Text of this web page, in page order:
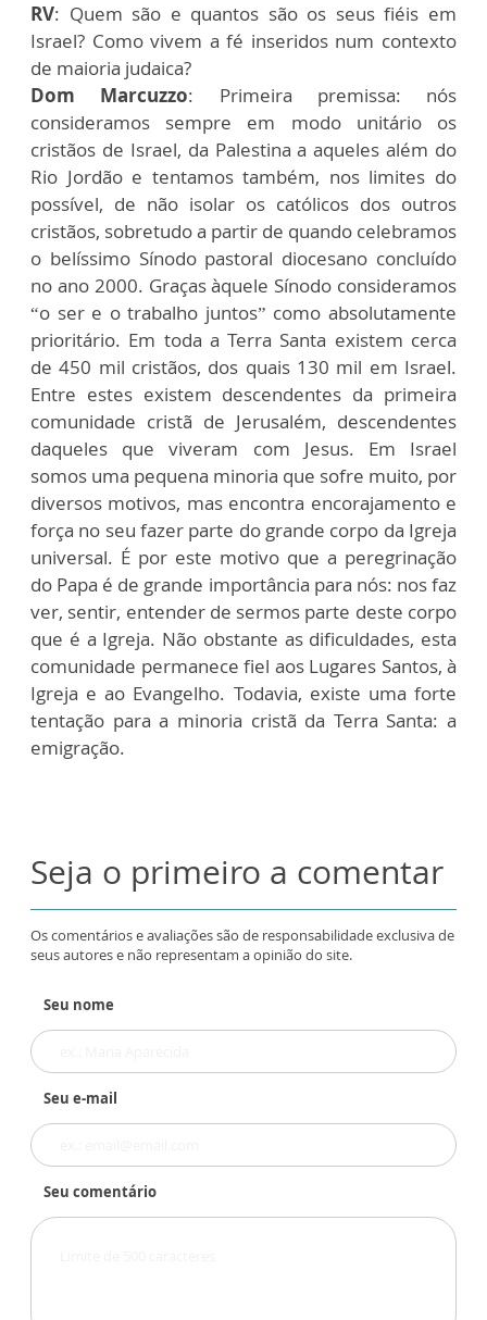
RV: Quem são e quantos são os seus fiéis em
Israel? Como vivem a fé inseridos num contexto
de maioria judaica?
Dom Marcuzzo: Primeira premissa: nós
consideramos sempre em modo unitário os
cristãos de Israel, da Palestina a aqueles além do
Rio Jordão e tentamos também, nos limites do
possível, de não isolar os católicos dos outros
cristãos, sobretudo a partir de quando celebramos
o belíssimo Sínodo pastoral diocesano concluído
no ano 2000. Graças àquele Sínodo consideramos
“o ser e o trabalho juntos” como absolutamente
prioritário. Em toda a Terra Santa existem cerca
de 450 mil cristãos, dos quais 130 mil em Israel.
Entre estes existem descendentes da primeira
comunidade cristã de Jerusalém, descendentes
daqueles que viveram com Jesus. Em Israel
somos uma pequena minoria que sofre muito, por
diversos motivos, mas encontra encorajamento e
força no seu fazer parte do grande corpo da Igreja
universal. É por este motivo que a peregrinação
do Papa é de grande importância para nós: nos faz
ver, sentir, entender de sermos parte deste corpo
que é a Igreja. Não obstante as dificuldades, esta
comunidade permanece fiel aos Lugares Santos, à
Igreja e ao Evangelho. Todavia, existe uma forte
tentação para a minoria cristã da Terra Santa: a
emigração.
Seja o primeiro a comentar
Os comentários e avaliações são de responsabilidade exclusiva de
seus autores e não representam a opinião do site.
Seu nome
Seu e-mail
Seu comentário